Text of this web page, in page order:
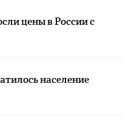
цены в России с
население